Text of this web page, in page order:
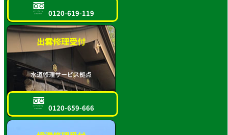
フリーダイヤル
スマホOK!! 0120-619-119
出雲修理受付
水道修理サービス拠点
フリーダイヤル
スマホOK!! 0120-659-666